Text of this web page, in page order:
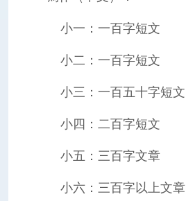
小一：一百字短文
小二：一百字短文
小三：一百五十字短文
小四：二百字短文
小五：三百字文章
小六：三百字以上文章